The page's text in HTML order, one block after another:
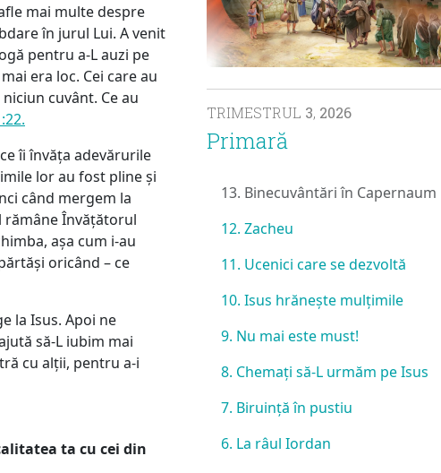
mai multe despre
în jurul Lui. A venit
pentru a-L auzi pe
era loc. Cei care au
cuvânt. Ce au
îi învăța adevărurile
lor au fost pline și
când mergem la
rămâne Învățătorul
așa cum i-au
oricând – ce
la Isus. Apoi ne
să-L iubim mai
cu alții, pentru a-i
ta cu cei din
TRIMESTRUL 3, 2026
Primară
13. Binecuvântări în Capernaum
12. Zacheu
11. Ucenici care se dezvoltă
10. Isus hrănește mulțimile
9. Nu mai este must!
8. Chemați să-L urmăm pe Isus
7. Biruință în pustiu
6. La râul Iordan